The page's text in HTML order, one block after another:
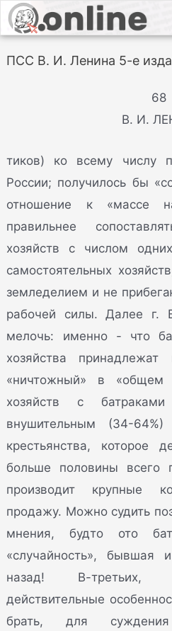
ПСС В. И. Ленина 5-е
68
В. И.
тиков) ко всему числу
России; получилось бы
отношение к «массе
правильнее
хозяйств с числом
самостоятельных
земледелием и не
рабочей силы. Далее г.
мелочь: именно - что
хозяйства
«ничтожный» в «общем
хозяйств с
внушительным (34-
крестьянства, которое
больше половины всего
производит крупные
продажу. Можно судить
мнения, будто ото
«случайность»,
назад! В-третьих,
действительные
брать, для